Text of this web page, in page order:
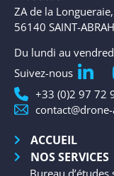
ZA de la
56140 SAINT-
Du lundi au
Suivez-nous
+33 (0)2 97 72
ACCUEIL
NOS SERVICES